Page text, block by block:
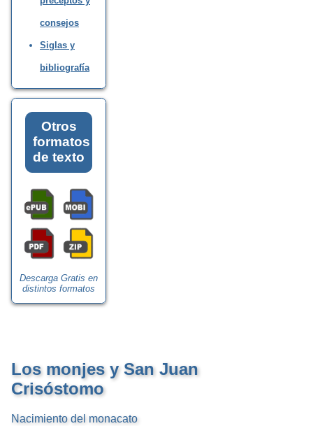
consejos
Siglas y
bibliografía
Otros
formatos
de texto
Descarga Gratis en
distintos formatos
Los monjes y San Juan
Crisóstomo
Nacimiento del monacato